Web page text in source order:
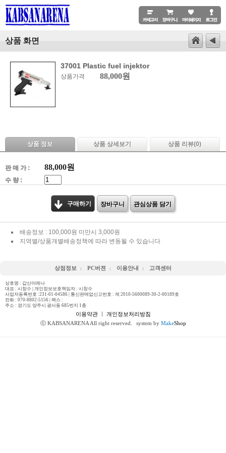
상품 화면
37001 Plastic fuel injektor
상품가격 88,000원
상품 정보 상품 상세보기 상품 리뷰(0)
판 매 가 : 88,000원
수 량 :
구매하기 장바구니 관심상품 담기
배송정보 : 100,000원 미만시 3,000원
지역별/상품개별배송정책에 따라 변동될 수 있습니다
상점정보 PC버젼 이용안내 고객센터
상호명 : 갑산아레나
대표 : 시창수 | 개인정보보호책임자 : 시창수
사업자등록번호 :231-01-04586 | 통신판매업신고번호 : 제 2010-5600089-30-2-00189호
전화 : 070-8802-5156 | 팩스 :
주소 : 경기도 양주시 광사동 685번지 1층
이용약관ㅣ 개인정보처리방침
ⓒ KABSANARENA All right reserved.
system by MakeShop